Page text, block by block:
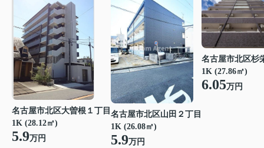
名古屋市北区大曽根１丁目
1K (28.12㎡)
5.9万円
名古屋市北区山田２丁目
1K (26.08㎡)
5.9万円
名古屋市北区杉
1K (27.86㎡)
6.05万円